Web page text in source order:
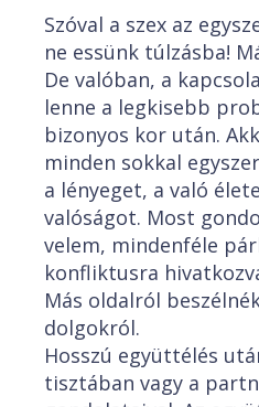
Szóval a szex az
ne essünk túlzásba!
De valóban, a
lenne a legkisebb
bizonyos kor után.
minden sokkal
a lényeget, a való
valóságot. Most
velem, mindenféle
konfliktusra
Más oldalról
dolgokról.
Hosszú együttélés
tisztában vagy a